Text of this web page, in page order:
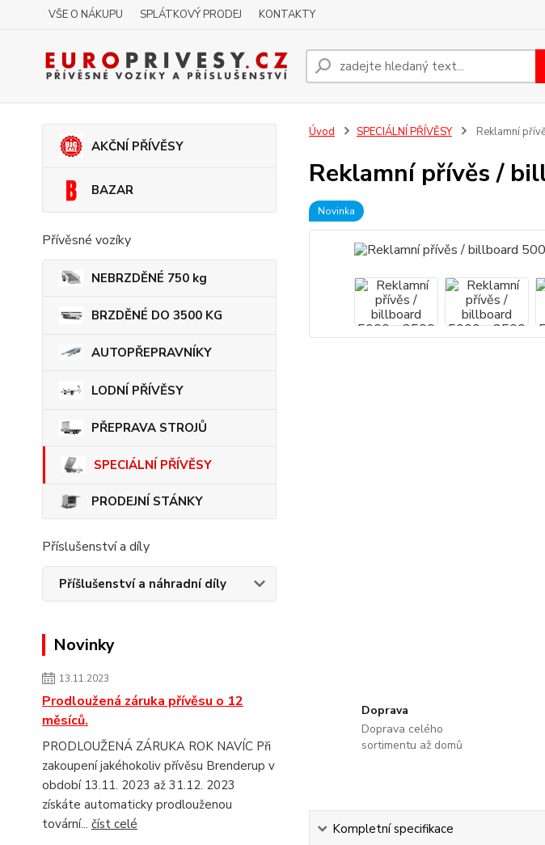
VŠE O NÁKUPU SPLÁTKOVÝ PRODEJ KONTAKTY
AKČNÍ PŘÍVĚSY
BAZAR
Přívěsné vozíky
NEBRZDĚNÉ 750 kg
BRZDĚNÉ DO 3500 KG
AUTOPŘEPRAVNÍKY
LODNÍ PŘÍVĚSY
PŘEPRAVA STROJŮ
SPECIÁLNÍ PŘÍVĚSY
PRODEJNÍ STÁNKY
Příslušenství a díly
Příšlušenství a náhradní díly
Novinky
13.11.2023
Prodloužená záruka přívěsu o 12
měsíců.
PRODLOUŽENÁ ZÁRUKA ROK NAVÍC Při
zakoupení jakéhokoliv přívěsu Brenderup v
období 13.11. 2023 až 31.12. 2023
získáte automaticky prodlouženou
tovární... číst celé
Úvod SPECIÁLNÍ PŘÍVĚSY Reklamní
Reklamní přívěs /
Novinka
Doprava
Doprava celého
sortimentu až domů
Kompletní specifikace